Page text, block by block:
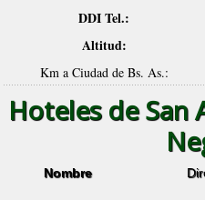
DDI Tel.:
Altitud:
Km a Ciudad de Bs. As.:
Hoteles de San
Nombre